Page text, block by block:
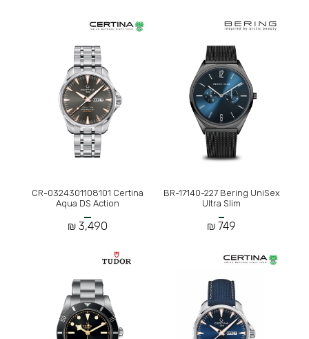
BR-17140-227 Bering UniSex
Ultra Slim
749 ₪
CR-0324301108101 Certina
Aqua DS Action
3,490 ₪